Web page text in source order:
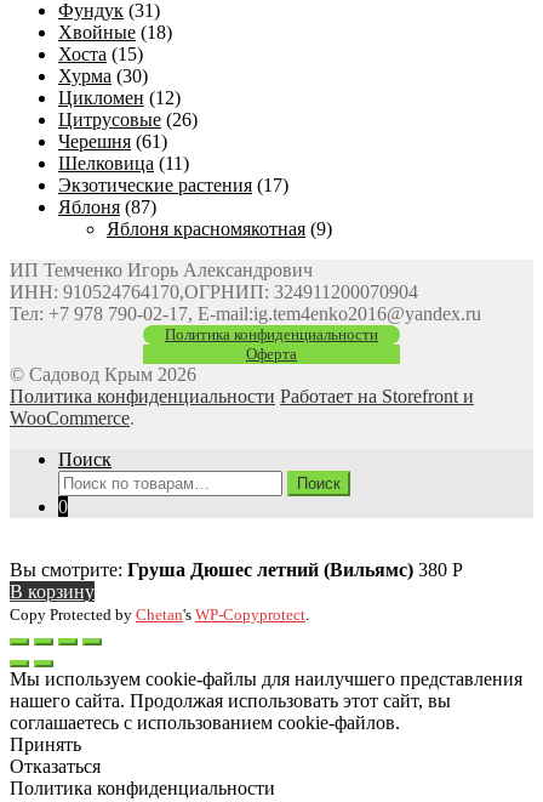
Фундук (31)
Хвойные (18)
Хоста (15)
Хурма (30)
Цикломен (12)
Цитрусовые (26)
Черешня (61)
Шелковица (11)
Экзотические растения (17)
Яблоня (87)
Яблоня красномякотная (9)
ИП Темченко Игорь Александрович
ИНН: 910524764170,ОГРНИП: 324911200070904
Тел: +7 978 790-02-17, E-mail:ig.tem4enko2016@yandex.ru
Политика конфиденциальности
Оферта
© Садовод Крым 2026
Политика конфиденциальности Работает на Storefront и
WooCommerce.
Поиск
Искать:
Поиск
0
Вы смотрите: Груша Дюшес летний (Вильямс) 380 Р
В корзину
Copy Protected by Chetan's WP-Copyprotect
Мы используем cookie-файлы для наилучшего представления
нашего сайта. Продолжая использовать этот сайт, вы
соглашаетесь с использованием cookie-файлов.
Принять
Отказаться
Политика конфиденциальности